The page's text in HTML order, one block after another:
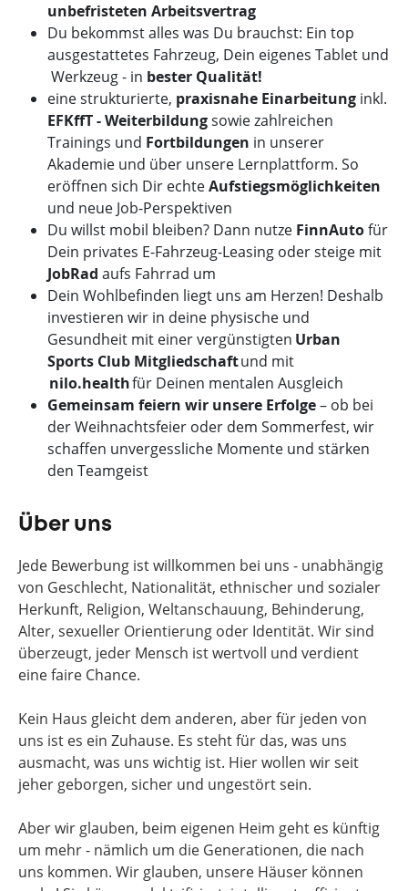
unbefristeten Arbeitsvertrag
Du bekommst alles was Du brauchst: Ein top
ausgestattetes Fahrzeug, Dein eigenes Tablet und
Werkzeug - in bester Qualität!
eine strukturierte, praxisnahe Einarbeitung inkl.
EFKffT - Weiterbildungsowie zahlreichen
Trainings und Fortbildungen in unserer
Akademie und über unsere Lernplattform. So
eröffnen sich Dir echteAufstiegsmöglichkeiten
und neue Job-Perspektiven
Du willst mobil bleiben? Dann nutze FinnAutofür
Dein privates E-Fahrzeug-Leasing oder steige mit
JobRad aufs Fahrrad um
Dein Wohlbefinden liegt uns am Herzen! Deshalb
investieren wir in deine physische und
Gesundheit mit einer vergünstigten Urban
Sports Club Mitgliedschaftund mit
nilo.healthfür Deinen mentalen Ausgleich
Gemeinsam feiern wir unsere Erfolge– ob bei
der Weihnachtsfeier oder dem Sommerfest, wir
schaffen unvergessliche Momente und stärken
den Teamgeist
Über uns
Jede Bewerbung ist willkommen bei uns - unabhängig
von Geschlecht, Nationalität, ethnischer und sozialer
Herkunft, Religion, Weltanschauung, Behinderung,
Alter, sexueller Orientierung oder Identität. Wir sind
überzeugt, jeder Mensch ist wertvoll und verdient
eine faire Chance.
Kein Haus gleicht dem anderen, aber für jeden von
uns ist es ein Zuhause. Es steht für das, was uns
ausmacht, was uns wichtig ist. Hier wollen wir seit
jeher geborgen, sicher und ungestört sein.
Aber wir glauben, beim eigenen Heim geht es künftig
um mehr - nämlich um die Generationen, die nach
uns kommen. Wir glauben, unsere Häuser können